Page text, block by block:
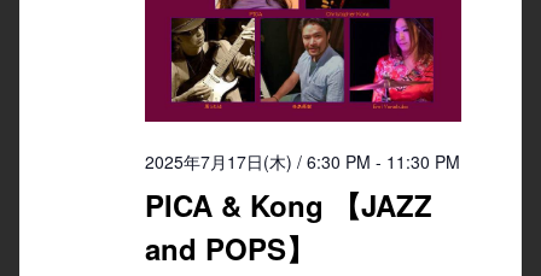
2025年7月17日(木) / 6:30 PM - 11:30 PM
PICA & Kong 【JAZZ
and POPS】